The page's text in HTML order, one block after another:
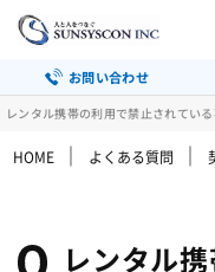
レンタル携帯の利用で禁止されてい
お問い合わせ
HOME ｜ よくある質問 ｜
レンタル